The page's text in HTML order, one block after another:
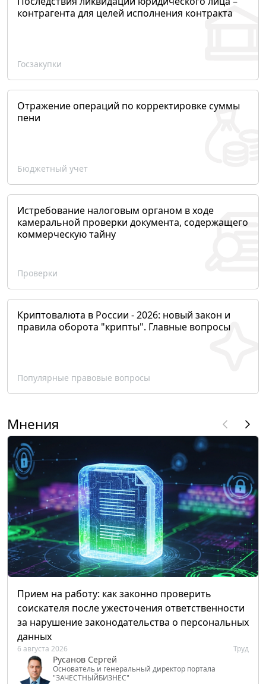
контрагента для целей исполнения контракта
Госзакупки
Отражение операций по корректировке суммы
пени
Бюджетный учет
Истребование налоговым органом в ходе
камеральной проверки документа, содержащего
коммерческую тайну
Проверки
Криптовалюта в России - 2026: новый закон и
правила оборота "крипты". Главные вопросы
Популярные правовые вопросы
Мнения
Прием на работу: как законно проверить
соискателя после ужесточения ответственности
за нарушение законодательства о персональных
данных
6 августа 2026 Труд
Русанов Сергей
Основатель и генеральный директор портала
"ЗАЧЕСТНЫЙБИЗНЕС"